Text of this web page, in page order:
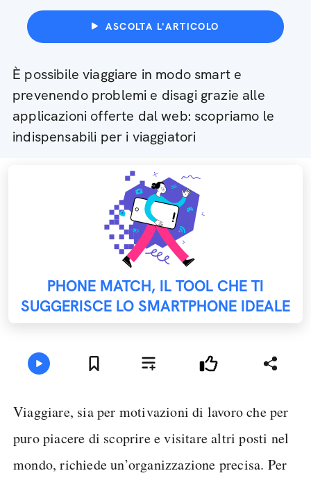
ASCOLTA L'ARTICOLO
È possibile viaggiare in modo smart e
prevenendo problemi e disagi grazie alle
applicazioni offerte dal web: scopriamo le
indispensabili per i viaggiatori
PHONE MATCH, IL TOOL CHE TI
SUGGERISCE LO SMARTPHONE IDEALE
Viaggiare, sia per motivazioni di lavoro che per
puro piacere di scoprire e visitare altri posti nel
mondo, richiede un’organizzazione precisa. Per